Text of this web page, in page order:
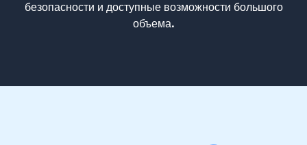
безопасности и доступные возможности большого
объема.